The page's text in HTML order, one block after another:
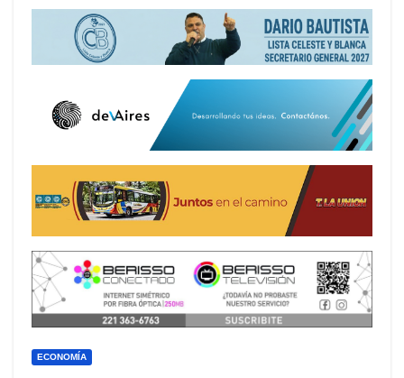
ECONOMÍA